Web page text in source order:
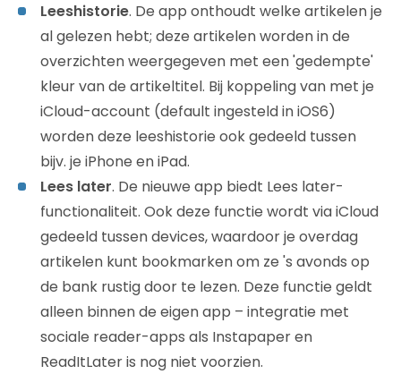
Leeshistorie. De app onthoudt welke artikelen je
al gelezen hebt; deze artikelen worden in de
overzichten weergegeven met een 'gedempte'
kleur van de artikeltitel. Bij koppeling van met je
iCloud-account (default ingesteld in iOS6)
worden deze leeshistorie ook gedeeld tussen
bijv. je iPhone en iPad.
Lees later. De nieuwe app biedt Lees later-
functionaliteit. Ook deze functie wordt via iCloud
gedeeld tussen devices, waardoor je overdag
artikelen kunt bookmarken om ze 's avonds op
de bank rustig door te lezen. Deze functie geldt
alleen binnen de eigen app – integratie met
sociale reader-apps als Instapaper en
ReadItLater is nog niet voorzien.